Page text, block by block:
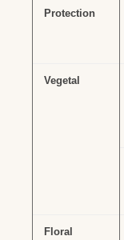
Protection
Vegetal
Floral